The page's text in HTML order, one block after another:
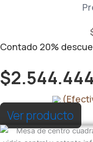
Contado 20%
$2.544.444
Ver producto